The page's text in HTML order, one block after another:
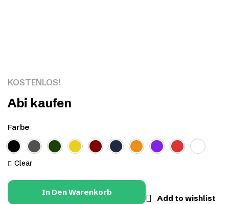
KOSTENLOS!
Abi kaufen
Farbe
Clear
In Den Warenkorb
Add to wishlist